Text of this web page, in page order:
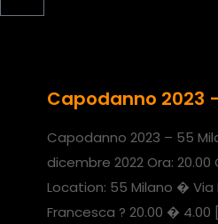
Capodanno 2023
Capodanno 2023 – 55
dicembre 2022 Ora:
Location: 55 Milano � Via
Francesca ? 20.00 � 4.00